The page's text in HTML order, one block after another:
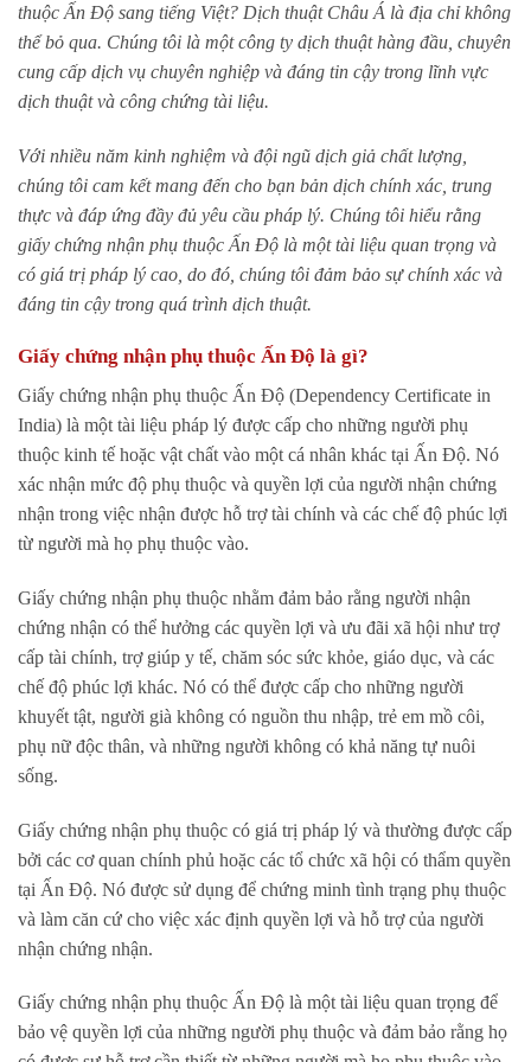
thuộc Ấn Độ sang tiếng Việt? Dịch thuật Châu Á là địa chỉ không
thể bỏ qua. Chúng tôi là một công ty dịch thuật hàng đầu, chuyên
cung cấp dịch vụ chuyên nghiệp và đáng tin cậy trong lĩnh vực
dịch thuật và công chứng tài liệu.
Với nhiều năm kinh nghiệm và đội ngũ dịch giả chất lượng,
chúng tôi cam kết mang đến cho bạn bản dịch chính xác, trung
thực và đáp ứng đầy đủ yêu cầu pháp lý. Chúng tôi hiểu rằng
giấy chứng nhận phụ thuộc Ấn Độ là một tài liệu quan trọng và
có giá trị pháp lý cao, do đó, chúng tôi đảm bảo sự chính xác và
đáng tin cậy trong quá trình dịch thuật.
Giấy chứng nhận phụ thuộc Ấn Độ là gì?
Giấy chứng nhận phụ thuộc Ấn Độ (Dependency Certificate in
India) là một tài liệu pháp lý được cấp cho những người phụ
thuộc kinh tế hoặc vật chất vào một cá nhân khác tại Ấn Độ. Nó
xác nhận mức độ phụ thuộc và quyền lợi của người nhận chứng
nhận trong việc nhận được hỗ trợ tài chính và các chế độ phúc lợi
từ người mà họ phụ thuộc vào.
Giấy chứng nhận phụ thuộc nhằm đảm bảo rằng người nhận
chứng nhận có thể hưởng các quyền lợi và ưu đãi xã hội như trợ
cấp tài chính, trợ giúp y tế, chăm sóc sức khỏe, giáo dục, và các
chế độ phúc lợi khác. Nó có thể được cấp cho những người
khuyết tật, người già không có nguồn thu nhập, trẻ em mồ côi,
phụ nữ độc thân, và những người không có khả năng tự nuôi
sống.
Giấy chứng nhận phụ thuộc có giá trị pháp lý và thường được cấp
bởi các cơ quan chính phủ hoặc các tổ chức xã hội có thẩm quyền
tại Ấn Độ. Nó được sử dụng để chứng minh tình trạng phụ thuộc
và làm căn cứ cho việc xác định quyền lợi và hỗ trợ của người
nhận chứng nhận.
Giấy chứng nhận phụ thuộc Ấn Độ là một tài liệu quan trọng để
bảo vệ quyền lợi của những người phụ thuộc và đảm bảo rằng họ